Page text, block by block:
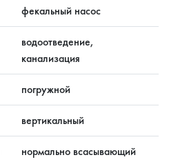
фекальный насос
водоотведение,
канализация
погружной
вертикальный
нормально всасывающий